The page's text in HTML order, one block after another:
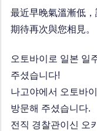
最近早晚氣溫漸低，
期待再次與您相見。
오토바이로 일본 일
주셨습니다!
나고야에서 오토바
방문해 주셨습니다.
전직 경찰관이신 오